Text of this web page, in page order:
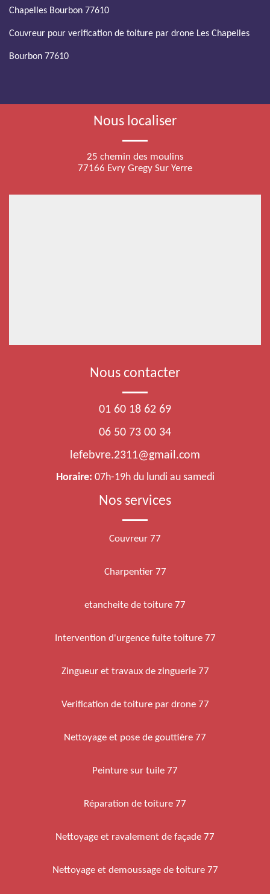
Chapelles Bourbon 77610
Couvreur pour verification de toiture par drone Les Chapelles
Bourbon 77610
Nous localiser
25 chemin des moulins
77166 Evry Gregy Sur Yerre
Nous contacter
01 60 18 62 69
06 50 73 00 34
lefebvre.2311@gmail.com
Horaire: 07h-19h du lundi au samedi
Nos services
Couvreur 77
Charpentier 77
etancheite de toiture 77
Intervention d'urgence fuite toiture 77
Zingueur et travaux de zinguerie 77
Verification de toiture par drone 77
Nettoyage et pose de gouttière 77
Peinture sur tuile 77
Réparation de toiture 77
Nettoyage et ravalement de façade 77
Nettoyage et demoussage de toiture 77